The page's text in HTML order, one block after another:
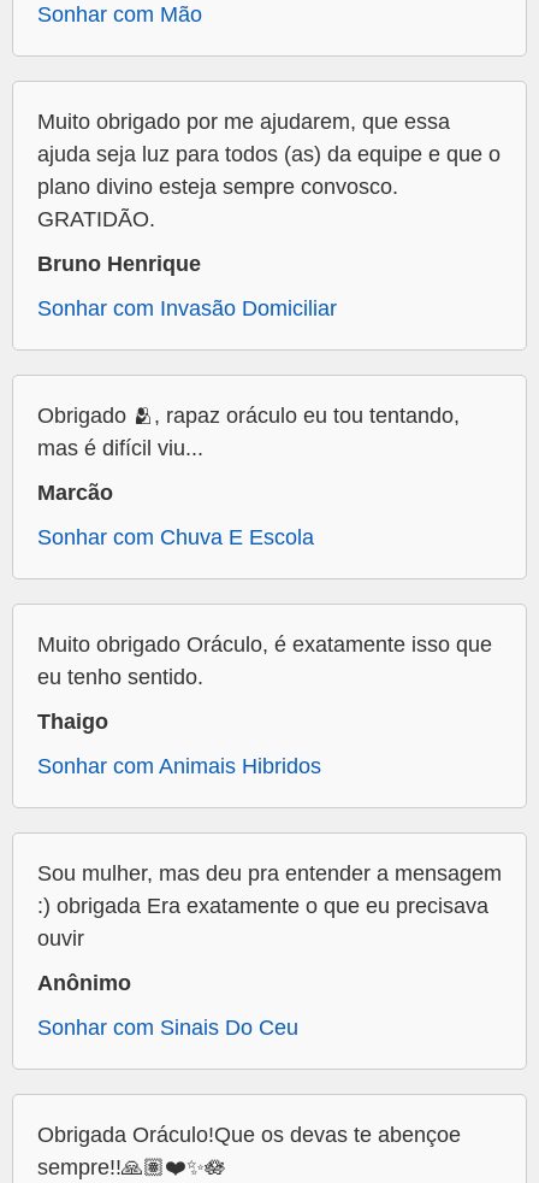
Sonhar com Mão
Muito obrigado por me ajudarem, que essa
ajuda seja luz para todos (as) da equipe e que o
plano divino esteja sempre convosco.
GRATIDÃO.
Bruno Henrique
Sonhar com Invasão Domiciliar
Obrigado 🫂, rapaz oráculo eu tou tentando,
mas é difícil viu...
Marcão
Sonhar com Chuva E Escola
Muito obrigado Oráculo, é exatamente isso que
eu tenho sentido.
Thaigo
Sonhar com Animais Hibridos
Sou mulher, mas deu pra entender a mensagem
:) obrigada Era exatamente o que eu precisava
ouvir
Anônimo
Sonhar com Sinais Do Ceu
Obrigada Oráculo!Que os devas te abençoe
sempre!!🙏🏽❤️✨🪷